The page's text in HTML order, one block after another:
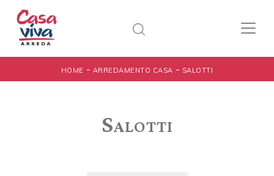
HOME - ARREDAMENTO CASA - SALOTTI
Salotti